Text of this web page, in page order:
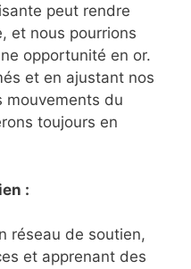
peut rendre
et nous pourrions
opportunité en or.
et en ajustant nos
mouvements du
toujours en
:
réseau de soutien,
et apprenant des